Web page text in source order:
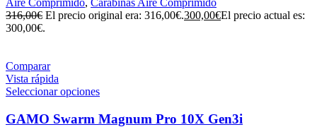
Aire Comprimido, Carabinas Aire Comprimido
316,00€ El precio original era: 316,00€.300,00€El precio actual es:
300,00€.
Comparar
Vista rápida
Seleccionar opciones
GAMO Swarm Magnum Pro 10X Gen3i